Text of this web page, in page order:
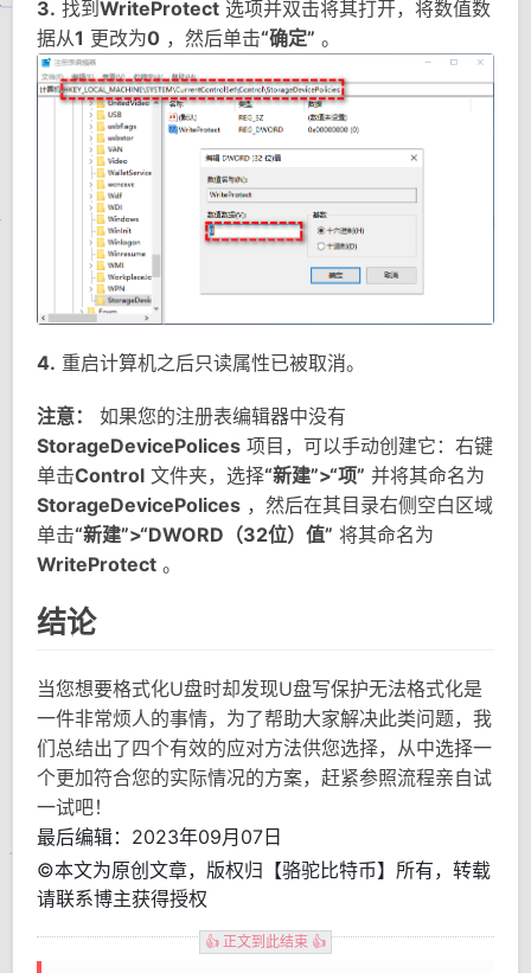
3. 找到 WriteProtect 选项并双击将其打开，将数值数
据从1 更改为0 ，然后单击“确定” 。
4. 重启计算机之后只读属性已被取消。
注意：
如果您的注册表编辑器中没有
StorageDevicePolices 项目，可以手动创建它：右键
单击Control 文件夹，选择“新建”>“项” 并将其命名为
StorageDevicePolices ，然后在其目录右侧空白区域
单击“新建”>“DWORD（32位）值” 将其命名为
WriteProtect 。
结论
当您想要格式化U盘时却发现U盘写保护无法格式化是
一件非常烦人的事情，为了帮助大家解决此类问题，我
们总结出了四个有效的应对方法供您选择，从中选择一
个更加符合您的实际情况的方案，赶紧参照流程亲自试
一试吧！
最后编辑：2023年09月07日
©本文为原创文章，版权归【骆驼比特币】所有，转载
请联系博主获得授权
👍 正文到此结束 👍